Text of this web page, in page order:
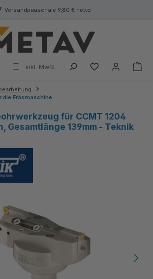
Versandpauschale 9,80 € netto
inkl. MwSt.
die Fräsmaschine
für CCMT 1204
Gesamtlänge 139mm - Teknik